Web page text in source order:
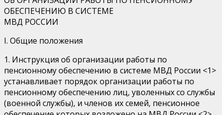
ОБЕСПЕЧЕНИЮ В СИСТЕМЕ
МВД РОССИИ
I. Общие положения
1. Инструкция об организации работы по
пенсионному обеспечению в системе МВД России <1>
устанавливает порядок организации работы по
пенсионному обеспечению лиц, уволенных со службы
(военной службы), и членов их семей, пенсионное